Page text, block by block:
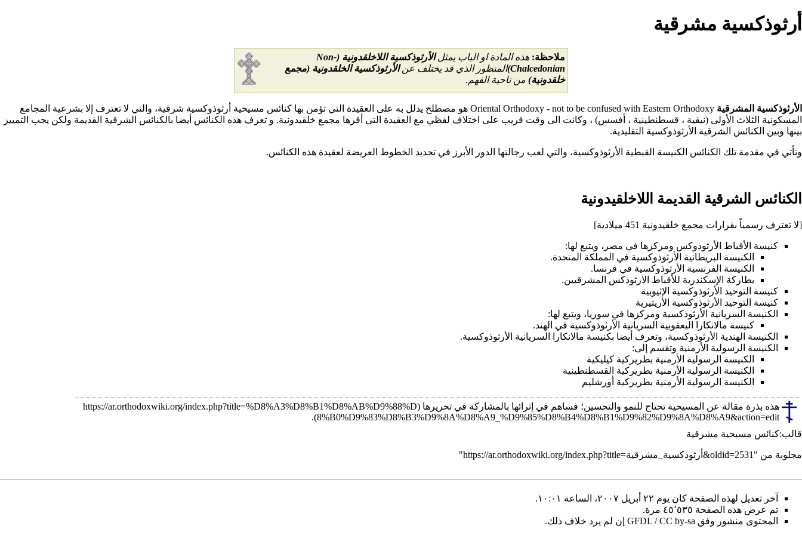
أرثوذكسية مشرقية
ملاحظة: هذه المادة او الباب يمثلالأرثوذكسية اللاخلقدونية (Non-
Chalcedonian) المنظور الذي قديختلف عنالأرثوذكسية الخلقدونية (مجمع
خلقدونية) من ناحية الفهم.
الأرثوذكسية المشرقية
المجامع
المسكونية الثلاث الأولى (نيقية ، قسطنطينية ، أفسس) ، وكانت الى وقت قريب على اختلاف لفظي مع العقيدة التي أقرها مجمع خلقيدونية. و تعرف هذه الكنائس أيضا بالكنائس الشرقية القديمة ولكن يجب التمييز
بينها وبين الكنائس الشرقية الأرثوذوكسية التقليدية.
وتأتي في مقدمة تلك الكنائس الكنيسة القبطية الأرثوذوكسية، والتي لعب رجالتها الدور الأبرز في تحديد الخطوط العريضة لعقيدة هذه الكنائس.
الكنائس الشرقية القديمة اللاخلقيدونية
[لا تعترف رسمياً بقرارات مجمع خلقيدونية 451 ميلادية]
كنيسة الأقباط الأرثوذوكس ومركزها في مصر ، ويتبع لها:
الكنيسة البريطانية الأرثوذوكسية في المملكة المتحدة.
الكنيسة الفرنسية الأرثوذوكسية في فرنسا.
بطاركة الإسكندرية للأقباط الارثوذكس المشرقيين.
كنيسة التوحيد الأرثوذوكسية الإثيوبية
كنيسة التوحيد الأرثوذوكسية الأريتيرية
الكنيسة السريانية الأرثوذكسية ومركزها في سوريا، ويتبع لها:
كنيسة مالانكارا اليعقوبية السريانية الأرثوذوكسية في الهند.
الكنيسة الهندية الأرثوذوكسية، وتعرف أيضا بكنيسة مالانكارا السريانية الأرثوذوكسية.
الكنيسة الرسولية الأرمنية وتقسم إلى:
الكنيسة الرسولية الأرمنية بطريركية كيليكية
الكنيسة الرسولية الأرمنية بطريركية القسطنطينية
الكنيسة الرسولية الأرمنية بطريركية أورشليم
هذه بذرة مقالة عن المسيحية تحتاج للنمو والتحسين؛ فساهم في إثرائها بالمشاركة في تحريرها
.
قالب:كنائس مسيحية مشرقية
مجلوبة من " https://ar.orthodoxwiki.org/index.php?title=أرثوذكسية_مشرقية&oldid=2531 "
آخر تعديل لهذه الصفحة كان يوم ٢٢ أبريل ٢٠٠٧، الساعة ١٠:٠١.
تم عرض هذه الصفحة ٤٥٬٥٣٥ مرة.
المحتوى منشور وفق GFDL / CC by-sa إن لم يرد خلاف ذلك.